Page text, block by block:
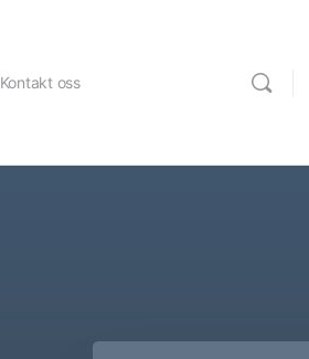
Kontakt oss